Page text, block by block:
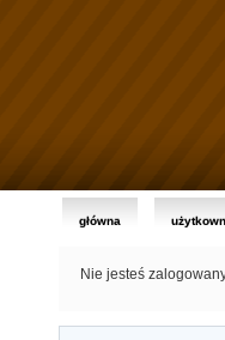
główna
Nie jesteś